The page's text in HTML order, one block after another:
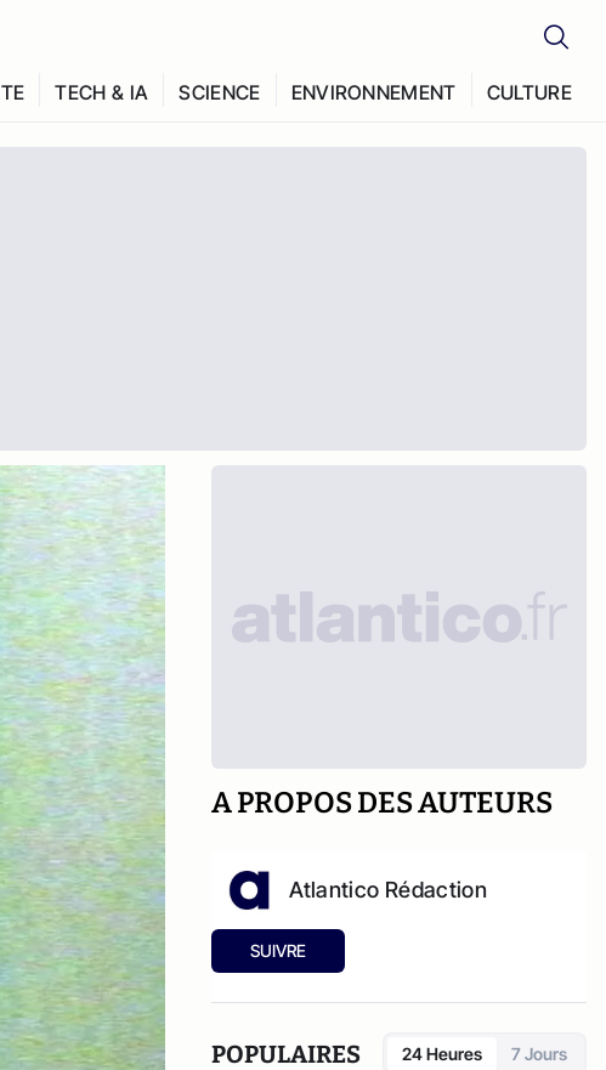
TECH & IA SCIENCE ENVIRONNEMENT CULTURE
A PROPOS DES AUTEURS
Atlantico Rédaction
SUIVRE
POPULAIRES 24 Heures 7 Jours